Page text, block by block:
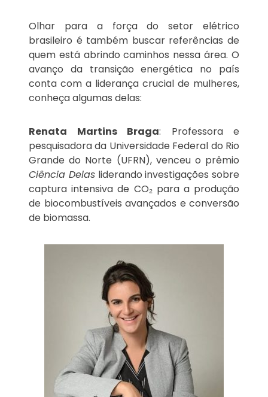
Olhar para a força do setor elétrico
brasileiro é também buscar referências de
quem está abrindo caminhos nessa área. O
avanço da transição energética no país
conta com a liderança crucial de mulheres,
conheça algumas delas:
Renata Martins Braga: Professora e
pesquisadora da Universidade Federal do Rio
Grande do Norte (UFRN), venceu o prêmio
Ciência Delasliderando investigações sobre
captura intensiva de CO₂ para a produção
de biocombustíveis avançados e conversão
de biomassa.